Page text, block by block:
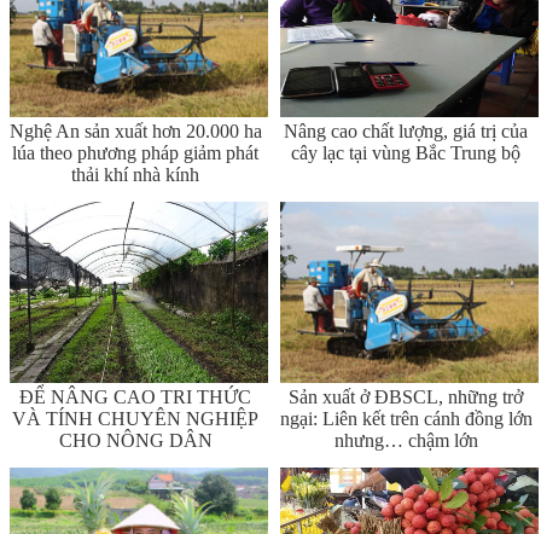
Nghệ An sản xuất hơn 20.000 ha
lúa theo phương pháp giảm phát
thải khí nhà kính
Nâng cao chất lượng, giá trị của
cây lạc tại vùng Bắc Trung bộ
ĐỂ NÂNG CAO TRI THỨC
VÀ TÍNH CHUYÊN NGHIỆP
CHO NÔNG DÂN
Sản xuất ở ĐBSCL, những trở
ngại: Liên kết trên cánh đồng lớn
nhưng… chậm lớn